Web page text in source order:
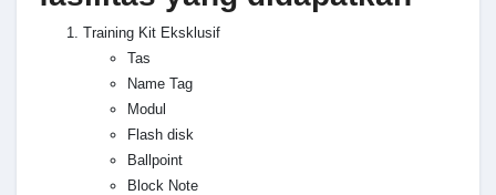
Training Kit Eksklusif
Tas
Name Tag
Modul
Flash disk
Ballpoint
Block Note